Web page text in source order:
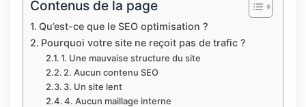
Contenus de la page
Qu’est-ce que le SEO optimisation ?
Pourquoi votre site ne reçoit pas de trafic ?
1. Une mauvaise structure du site
2. Aucun contenu SEO
3. Un site lent
4. Aucun maillage interne